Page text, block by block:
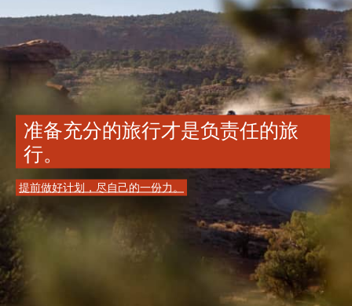
准备充分的旅行才是负责任的旅
行。
提前做好计划，尽自己的一份力。